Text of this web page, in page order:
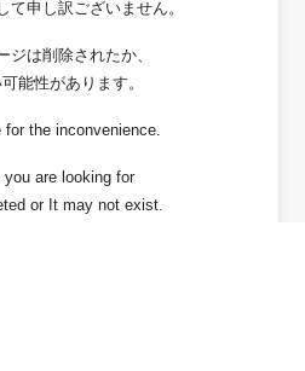
て申し訳ございません。
ジは削除されたか、
能性があります。
for the inconvenience.
you are looking for
or It may not exist.